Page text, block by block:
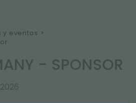
y eventos >
- SPONSOR